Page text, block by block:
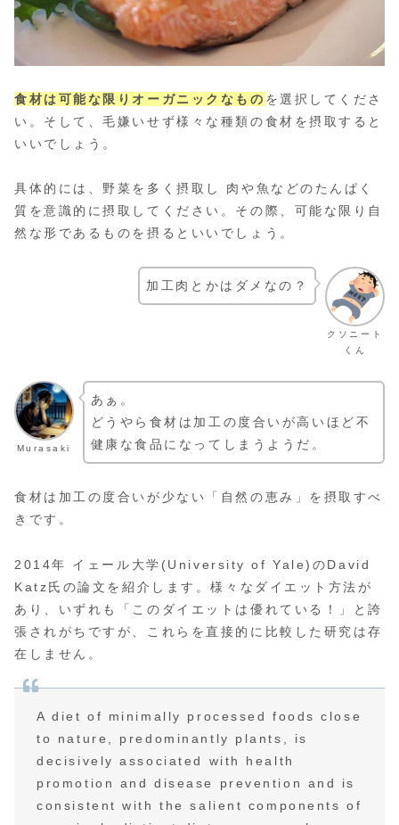
食材は可能な限りオーガニックなもの を選択してくださ
い。そして、毛嫌いせず様々な種類の食材を摂取すると
いいでしょう。
具体的には、野菜を多く摂取し 肉や魚などのたんぱく
質を意識的に摂取してください。その際、可能な限り自
然な形であるものを摂るといいでしょう。
クソニート
くん
加工肉とかはダメなの？
Murasaki
あぁ。
どうやら食材は加工の度合いが高いほど不
健康な食品になってしまうようだ。
食材は加工の度合いが少ない「自然の恵み」を摂取すべ
きです。
2014年 イェール大学(University of Yale)のDavid
Katz氏の論文を紹介します。様々なダイエット方法が
あり、いずれも「このダイエットは優れている！」と誇
張されがちですが、これらを直接的に比較した研究は存
在しません。
A diet of minimally processed foods close
to nature, predominantly plants, is
decisively associated with health
promotion and disease prevention and is
consistent with the salient components of